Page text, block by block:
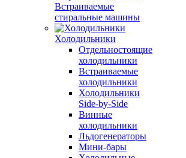
Встраиваемые
стиральные машины
Холодильники
Отдельностоящие
холодильники
Встраиваемые
холодильники
Холодильники
Side-by-Side
Винные
холодильники
Льдогенераторы
Мини-бары